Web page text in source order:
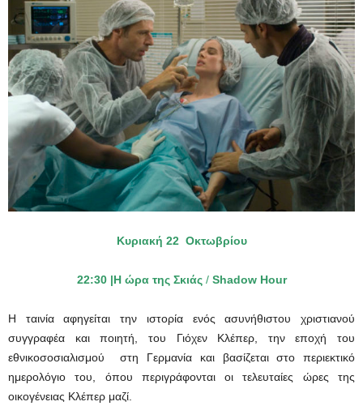
Κυριακή 22 Οκτωβρίου
22:30 |Η ώρα της Σκιάς / Shadow Hour
Η ταινία αφηγείται την ιστορία ενός ασυνήθιστου χριστιανού
συγγραφέα και ποιητή, του Γιόχεν Κλέπερ, την εποχή του
εθνικοσοσιαλισμού στη Γερμανία και βασίζεται στο περιεκτικό
ημερολόγιο του, όπου περιγράφονται οι τελευταίες ώρες της
οικογένειας Κλέπερ μαζί.